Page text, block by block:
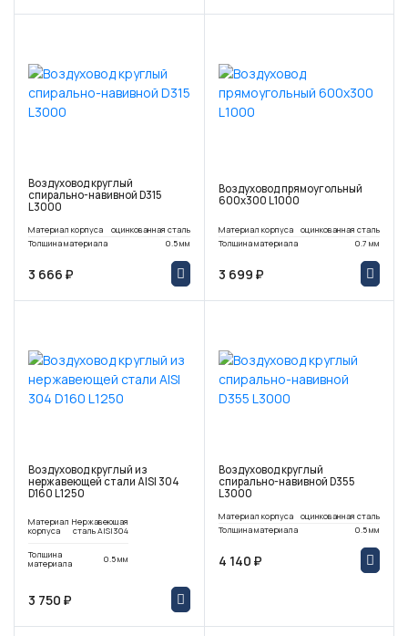
Воздуховод круглый
спирально-навивной D315
L3000
Материал корпуса
оцинкованная сталь
Толщина материала
0.5 мм
3 666 ₽
Воздуховод прямоугольный
600х300 L1000
Материал корпуса
оцинкованная сталь
Толщина материала
0.7 мм
3 699 ₽
Воздуховод круглый из
нержавеющей стали AISI 304
D160 L1250
Материал
корпуса
Нержавеющая
сталь AISI304
Толщина
материала 0.5 мм
3 750 ₽
Воздуховод круглый
спирально-навивной D355
L3000
Материал корпуса
оцинкованная сталь
Толщина материала
0.5 мм
4 140 ₽